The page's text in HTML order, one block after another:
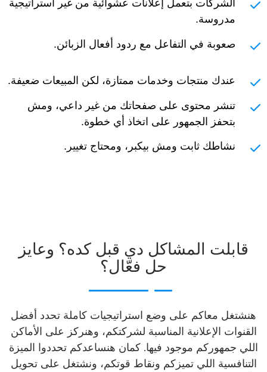
الشركات بتعمل إعلانات عشوائية من غير استراتيجية
مدروسة.
صعوبة في التفاعل مع ردود أفعال الزبائن.
عندك منتجات وخدمات ممتازة، لكن المبيعات ضعيفة.
تنشر محتوى على صفحاتك من غير داعي، ومش
بتحفز الجمهور على اتخاذ أي خطوة.
نشاطك ثابت ومش بيكبر، ومحتاج تغيير.
قابلت المشاكل دي قبل كده؟ وعايز
حل فعّال؟
هنشتغل معاكم على وضع استراتيجيات كاملة تحدد أفضل
القنوات الإعلانية المناسبة لشركتكم، وهنركز على الأماكن
اللي جمهوركم موجود فيها. كمان هنساعدكم تحددوا الميزة
التنافسية اللي تميزكم ونقاط قوتكم، ونشتغل على تحويل